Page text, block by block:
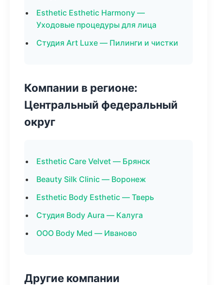
Esthetic Esthetic Harmony —
Уходовые процедуры для лица
Студия Art Luxe — Пилинги и чистки
Компании в регионе:
Центральный федеральный
округ
Esthetic Care Velvet — Брянск
Beauty Silk Clinic — Воронеж
Esthetic Body Esthetic — Тверь
Студия Body Aura — Калуга
ООО Body Med — Иваново
Другие компании